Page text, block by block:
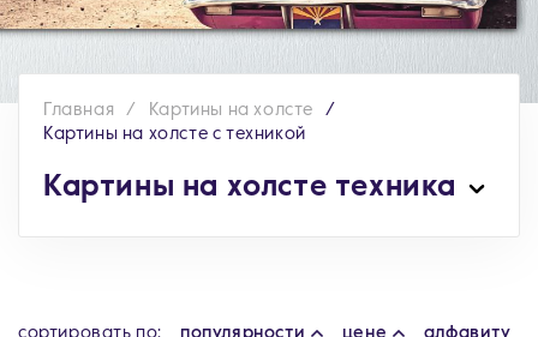
Главная
Картины на холсте
Картины на холсте с техникой
Картины на холсте техника
cортировать по: популярности цене алфавиту